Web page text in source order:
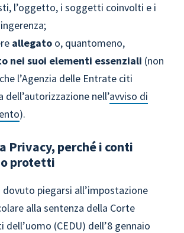
l’oggetto, i soggetti coinvolti e i
allegato o, quantomeno,
nei suoi elementi essenziali (non
l’Agenzia delle Entrate citi
dell’autorizzazione nell’avviso di
).
Privacy, perché i conti
protetti
dovuto piegarsi all’impostazione
alla sentenza della Corte
(CEDU) dell’8 gennaio